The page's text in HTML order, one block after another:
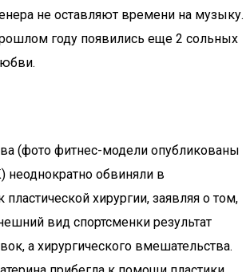
не оставляют времени на музыку.
году появились еще 2 сольных
(фото фитнес-модели опубликованы
неоднократно обвиняли в
хирургии, заявляя о том,
вид спортсменки результат
а хирургического вмешательства.